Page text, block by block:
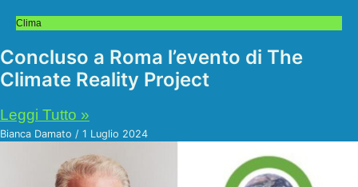
Clima
Concluso a Roma l’evento di The
Climate Reality Project
Leggi Tutto »
Bianca Damato 1 Luglio 2024